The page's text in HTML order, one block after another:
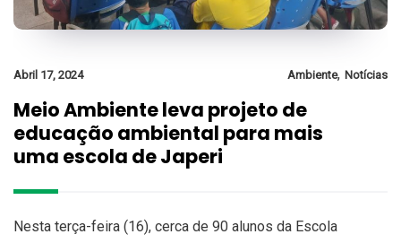
Abril 17, 2024 Ambiente, Notícias
Meio Ambiente leva projeto de
educação ambiental para mais
uma escola de Japeri
Nesta terça-feira (16), cerca de 90 alunos da Escola